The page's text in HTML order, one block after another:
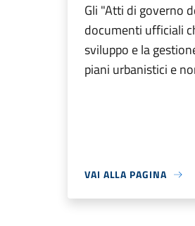
Gli "Atti di governo
documenti ufficiali
sviluppo e la
piani urbanistici e
VAI ALLA PAGINA